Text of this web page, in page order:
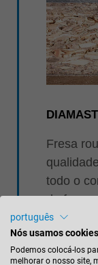
Fresa
todo o
da
de
português
Nós usamos cookies
Podemos colocá-los
melhorar o nosso site,